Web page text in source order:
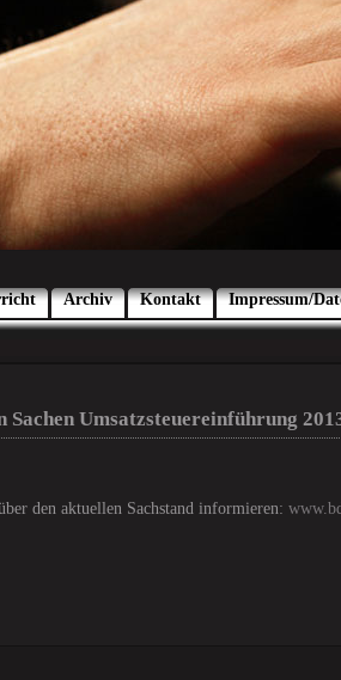
Archiv Kontakt Impressum/
Sachen Umsatzsteuereinführung
den aktuellen Sachstand informieren: